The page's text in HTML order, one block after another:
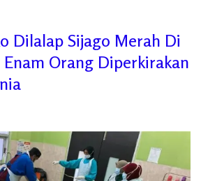
Dilalap Sijago Merah Di
Orang Diperkirakan